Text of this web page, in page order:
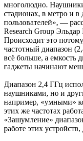
многолюдно.
стадионах, в метро и в
пользователей», —
Research Group
Происходит это
частотный диапазон
всё больше, а емкость
гаджеты начинают
Диапазон 2,4 ГГц
наушниками, но и
например, «умными»
этих же частотах
«Зашумление»
работе этих